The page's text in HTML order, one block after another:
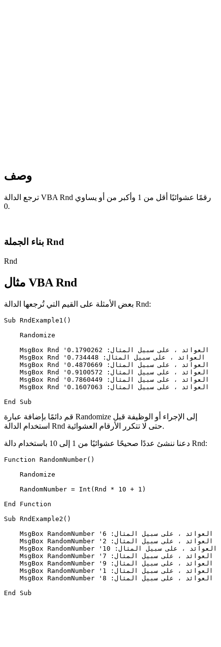
وصف
ترجع الدالة VBA Rnd رقمًا عشوائيًا أقل من 1 وأكبر من أو يساوي
0.
بناء الجملة Rnd
Rnd
مثال VBA Rnd
بعض الأمثلة على القيم التي تُرجعها الدالة Rnd:
Sub RndExample1()
    Randomize
    MsgBox Rnd 'العوائد ، على سبيل المثال: 0.1790262
    MsgBox Rnd 'العوائد ، على سبيل المثال: 0.734448
    MsgBox Rnd 'العوائد ، على سبيل المثال: 0.4870669
    MsgBox Rnd 'العوائد ، على سبيل المثال: 0.9100572
    MsgBox Rnd 'العوائد ، على سبيل المثال: 0.7860449
    MsgBox Rnd 'العوائد ، على سبيل المثال: 0.1607063
قم دائمًا بإضافة عبارة Randomize إلى الإجراء أو الوظيفة قبل
استخدام الدالة Rnd حتى لا تتكرر الأرقام العشوائية.
دعنا ننشئ عددًا صحيحًا عشوائيًا من 1 إلى 10 باستخدام دالة Rnd:
Function RandomNumber()
    Randomize
    RandomNumber = Int(Rnd * 10 + 1)
End Function
Sub RndExample2()
    MsgBox RandomNumber 'العوائد ، على سبيل المثال: 6
    MsgBox RandomNumber 'العوائد ، على سبيل المثال: 2
    MsgBox RandomNumber 'العوائد ، على سبيل المثال: 10
    MsgBox RandomNumber 'العوائد ، على سبيل المثال: 7
    MsgBox RandomNumber 'العوائد ، على سبيل المثال: 9
    MsgBox RandomNumber 'العوائد ، على سبيل المثال: 1
    MsgBox RandomNumber 'العوائد ، على سبيل المثال: 8